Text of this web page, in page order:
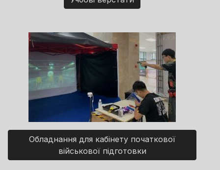
Обладнання для кабінету початкової
військової підготовки